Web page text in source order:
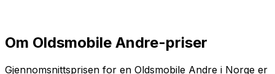
Om Oldsmobile Andre-priser
Gjennomsnittsprisen for en Oldsmobile Andre i Norge er